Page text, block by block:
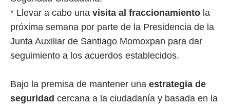
* Llevar a cabo una visita al fraccionamiento la
próxima semana por parte de la Presidencia de la
Junta Auxiliar de Santiago Momoxpan para dar
seguimiento a los acuerdos establecidos.
Bajo la premisa de mantener una estrategia de
seguridad cercana a la ciudadanía y basada en la